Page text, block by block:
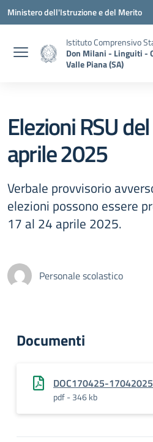
Vai ai contenuti
Vai al menu di navigazione
Vai al footer
Ministero dell'Istruzione e del Merito
Istituto Comprensivo
Don Milani - Linguiti -
Valle Piana (SA)
Elezioni RSU
aprile 2025
Verbale provvisorio
elezioni possono essere
17 al 24 aprile 2025.
Personale scolastico
Documenti
DOC170425-
pdf - 346 kb